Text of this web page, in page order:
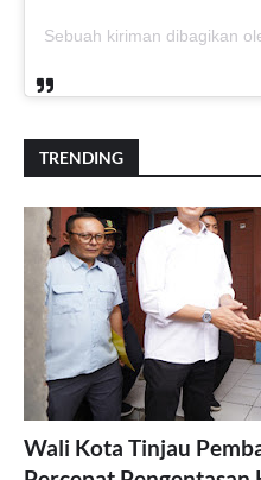
TRENDING
Wali Kota Tinjau